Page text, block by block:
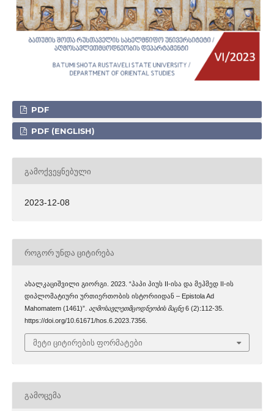
PDF
PDF (ENGLISH)
ᲒᲐᲛᲝᲥᲕᲔᲧᲜᲔᲑᲣᲚᲘ
2023-12-08
ᲠᲝᲒᲝᲠ ᲣᲜᲓᲐ ᲪᲘᲢᲘᲠᲔᲑᲐ
ახალკაციშვილი გიორგი. 2023. “პაპი პიუს II-ისა და მეჰმედ II-ის
დიპლომატიური ურთიერთობის ისტორიიდან – Epistola Ad
Mahomatem (1461)”. აღმოსავლეთმცოდნეობის მაცნე6 (2):112-35.
https://doi.org/10.61671/hos.6.2023.7356.
მეტი ციტირების ფორმატები
ᲒᲐᲛᲝᲪᲔᲛᲐ